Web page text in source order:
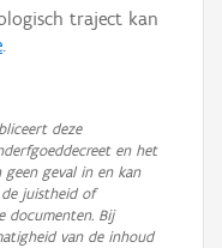
traject kan
.
deze
en het
geval in en kan
juistheid of
documenten. Bij
van de inhoud